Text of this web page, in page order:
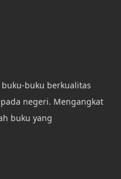
buku berkualitas
negeri. Mengangkat
buku yang